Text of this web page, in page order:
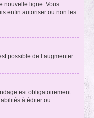
nouvelle ligne. Vous
enfin autoriser ou non les
possible de l’augmenter.
est obligatoirement
à éditer ou